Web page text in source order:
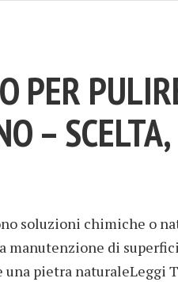
PER
– SCELTA,
soluzioni chimiche o
manutenzione di
pietra naturaleLeggi